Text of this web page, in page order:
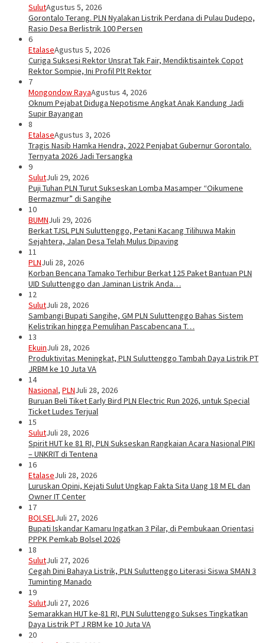
SulutAgustus 5, 2026
Gorontalo Terang. PLN Nyalakan Listrik Perdana di Pulau Dudepo,
Rasio Desa Berlistrik 100 Persen
6
EtalaseAgustus 5, 2026
Curiga Suksesi Rektor Unsrat Tak Fair, Mendiktisaintek Copot
Rektor Sompie, Ini Profil Plt Rektor
7
Mongondow RayaAgustus 4, 2026
Oknum Pejabat Diduga Nepotisme Angkat Anak Kandung Jadi
Supir Bayangan
8
EtalaseAgustus 3, 2026
Tragis Nasib Hamka Hendra, 2022 Penjabat Gubernur Gorontalo.
Ternyata 2026 Jadi Tersangka
9
SulutJuli 29, 2026
Puji Tuhan PLN Turut Sukseskan Lomba Masamper “Oikumene
Bermazmur” di Sangihe
10
BUMNJuli 29, 2026
Berkat TJSL PLN Suluttenggo, Petani Kacang Tilihuwa Makin
Sejahtera, Jalan Desa Telah Mulus Dipaving
11
PLNJuli 28, 2026
Korban Bencana Tamako Terhibur Berkat 125 Paket Bantuan PLN
UID Suluttenggo dan Jaminan Listrik Anda…
12
SulutJuli 28, 2026
Sambangi Bupati Sangihe, GM PLN Suluttenggo Bahas Sistem
Kelistrikan hingga Pemulihan Pascabencana T…
13
EkuinJuli 28, 2026
Produktivitas Meningkat, PLN Suluttenggo Tambah Daya Listrik PT
JRBM ke 10 Juta VA
14
Nasional, PLNJuli 28, 2026
Buruan Beli Tiket Early Bird PLN Electric Run 2026, untuk Special
Ticket Ludes Terjual
15
SulutJuli 28, 2026
Spirit HUT ke 81 RI, PLN Sukseskan Rangkaian Acara Nasional PIKI
– UNKRIT di Tentena
16
EtalaseJuli 28, 2026
Luruskan Opini, Kejati Sulut Ungkap Fakta Sita Uang 18 M EL dan
Owner IT Center
17
BOLSELJuli 27, 2026
Bupati Iskandar Kamaru Ingatkan 3 Pilar, di Pembukaan Orientasi
PPPK Pemkab Bolsel 2026
18
SulutJuli 27, 2026
Cegah Dini Bahaya Listrik, PLN Suluttenggo Literasi Siswa SMAN 3
Tuminting Manado
19
SulutJuli 27, 2026
Semarakkan HUT ke-81 RI, PLN Suluttenggo Sukses Tingkatkan
Daya Listrik PT J RBM ke 10 Juta VA
20